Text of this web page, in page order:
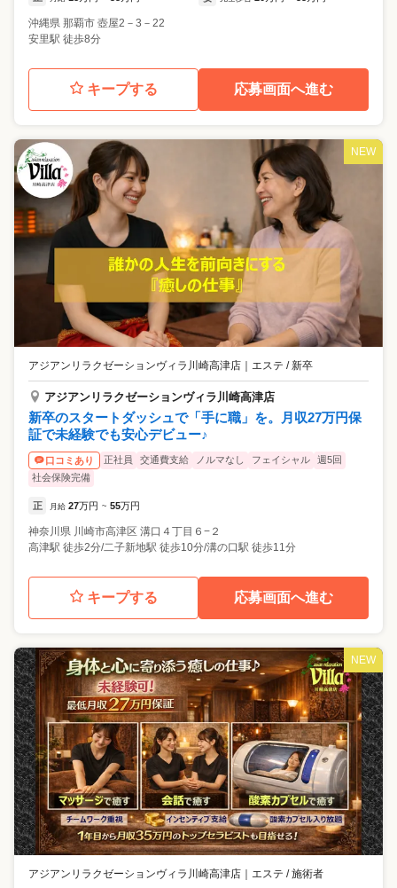
沖縄県 那覇市 壺屋2－3－22
安里駅 徒歩8分
キープする 応募画面へ進む
NEW
アジアンリラクゼーションヴィラ川崎高津店 ｜ エステ / 新卒
アジアンリラクゼーションヴィラ川崎高津店
新卒のスタートダッシュで「手に職」を。月収27万円保
証で未経験でも安心デビュー♪
口コミあり 正社員 交通費支給 ノルマなし フェイシャル
週5回
社会保険完備
正 月給 27万円 ~ 55万円
神奈川県 川崎市高津区 溝口４丁目６−２
高津駅 徒歩2分/二子新地駅 徒歩10分/溝の口駅 徒歩11分
キープする 応募画面へ進む
NEW
アジアンリラクゼーションヴィラ川崎高津店 エステ / 施術者